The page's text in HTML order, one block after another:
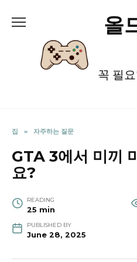
올
꼭 필
집 » 자주하는 질문
GTA 3에서 미끼
요?
READING
25 min
PUBLISHED BY
June 28, 2025